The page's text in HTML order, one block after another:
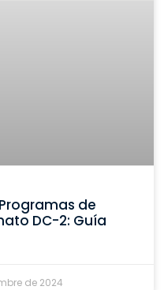
de
DC-2: Guía
de 2024